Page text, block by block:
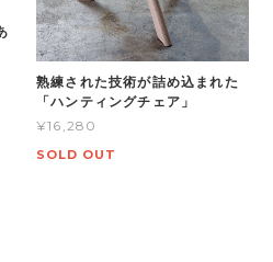
熟練された技術が詰め込まれた
「ハンティングチェア」
¥16,280
SOLD OUT